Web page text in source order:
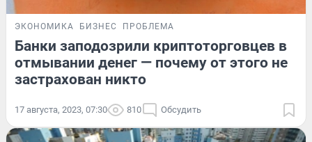
ЭКОНОМИКА БИЗНЕС ПРОБЛЕМА
Банки заподозрили криптоторговцев в
отмывании денег — почему от этого не
застрахован никто
17 августа, 2023, 07:30 810 Обсудить